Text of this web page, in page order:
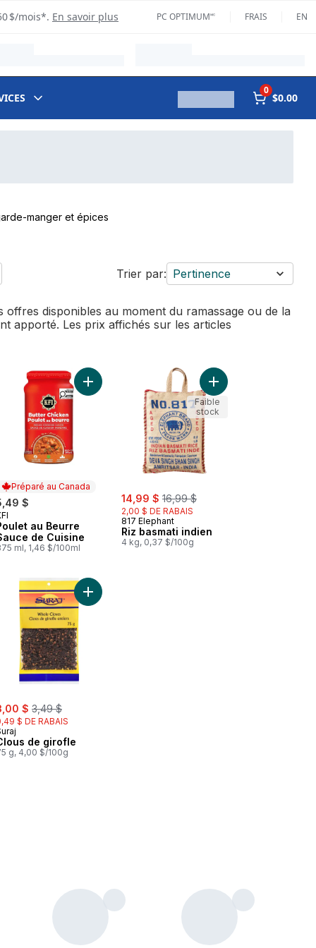
$/mois*. En savoir plus PC OPTIMUM🅪 FRAIS EN
0
$0.00
manger et épices
Trier par: Pertinence
disponibles au moment du ramassage ou de la
apporté. Les prix affichés sur les articles
au panierde blé dur style Brar Sher Desi au panier
Préparé au Canada
$
au Canada
au Beurre
de Cuisine
ml, 1,46 $/100ml
Ajouter Poulet au Beurre Sauce de Cuisine au
sale:
14,99 $ , formerly:
16,99 $
2,00 $ DE RABAIS
817 Elephant
Riz basmati indien
4 kg, 0,37 $/100g
Ajouter Riz basmati
Faible
stock
(Hari Elaichi) au panier
basmati Heritage au panier
$ , formerly:
3,49 $
$ DE RABAIS
de girofle
g, 4,00 $/100g
Ajouter Clous de girofle au panier